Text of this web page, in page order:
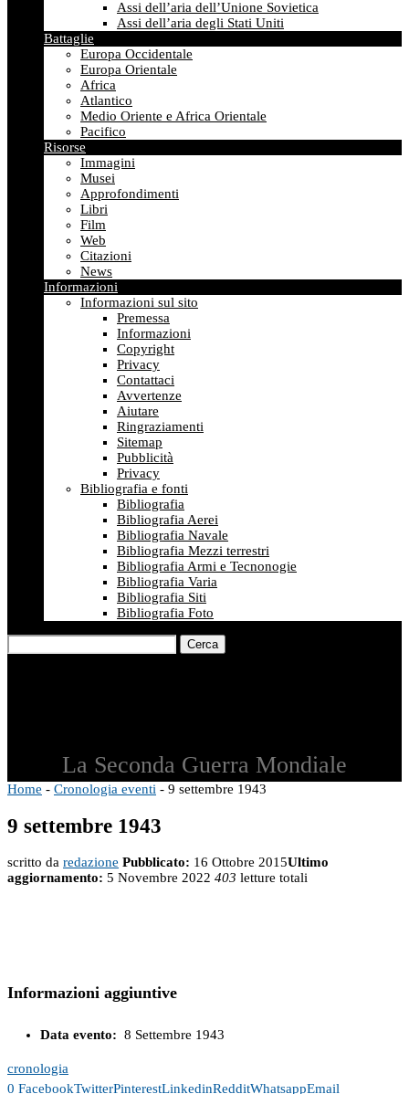
Assi dell’aria dell’Unione Sovietica
Assi dell’aria degli Stati Uniti
Battaglie
Europa Occidentale
Europa Orientale
Africa
Atlantico
Medio Oriente e Africa Orientale
Pacifico
Risorse
Immagini
Musei
Approfondimenti
Libri
Film
Web
Citazioni
News
Informazioni
Informazioni sul sito
Premessa
Informazioni
Copyright
Privacy
Contattaci
Avvertenze
Aiutare
Ringraziamenti
Sitemap
Pubblicità
Privacy
Bibliografia e fonti
Bibliografia
Bibliografia Aerei
Bibliografia Navale
Bibliografia Mezzi terrestri
Bibliografia Armi e Tecnonogie
Bibliografia Varia
Bibliografia Siti
Bibliografia Foto
Cerca
La Seconda Guerra Mondiale
Home - Cronologia eventi - 9 settembre 1943
9 settembre 1943
scritto da redazione Pubblicato: 16 Ottobre 2015Ultimo
aggiornamento: 5 Novembre 2022 403 letture totali
Informazioni aggiuntive
Data evento: 8 Settembre 1943
cronologia
0 FacebookTwitterPinterestLinkedinRedditWhatsappEmail